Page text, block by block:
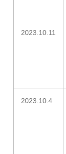
2023.10.11
2023.10.4